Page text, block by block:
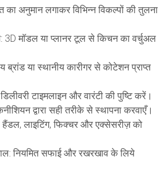
का अनुमान लगाकर विभिन्न विकल्पों की तुलना
3D मॉडल या प्लानर टूल से किचन का वर्चुअल
ब्रांड या स्थानीय कारीगर से कोटेशन प्राप्त
टाइमलाइन और वारंटी की पुष्टि करें।
द्वारा सही तरीके से स्थापना करवाएँ।
लाइटिंग, फिक्चर और एक्सेसरीज़ को
नियमित सफाई और रखरखाव के लिये